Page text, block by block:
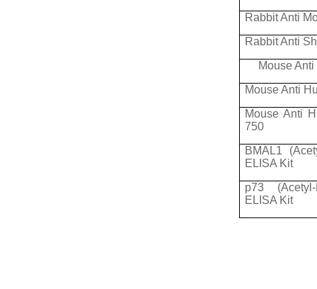
Rabbit Anti
Rabbit Anti
Mouse
Mouse Anti
Mouse Anti
750
BMAL1
ELISA Kit
p73
ELISA Kit